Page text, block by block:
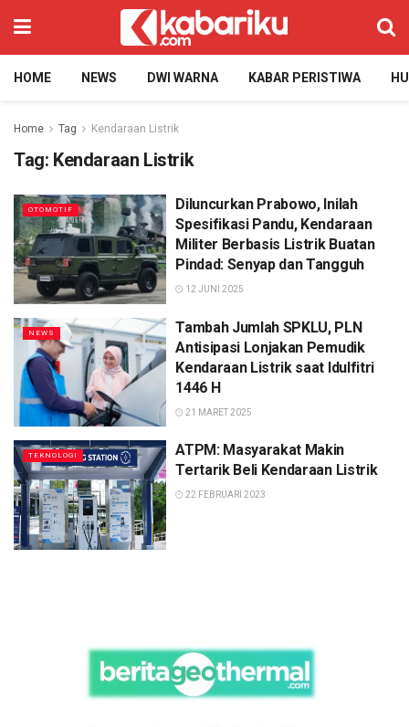
HOME NEWS DWI WARNA KABAR PERISTIWA
Home Tag Kendaraan Listrik
Tag: Kendaraan Listrik
OTOMOTIF
Diluncurkan Prabowo, Inilah
Spesifikasi Pandu, Kendaraan
Militer Berbasis Listrik Buatan
Pindad: Senyap dan Tangguh
12 JUNI 2025
NEWS
Tambah Jumlah SPKLU, PLN
Antisipasi Lonjakan Pemudik
Kendaraan Listrik saat Idulfitri
1446 H
21 MARET 2025
TEKNOLOGI
ATPM: Masyarakat Makin
Tertarik Beli Kendaraan Listrik
22 FEBRUARI 2023